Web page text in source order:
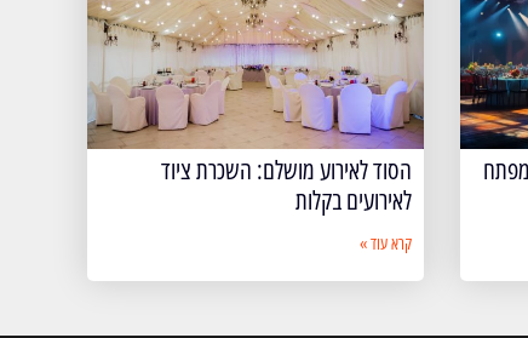
הסוד לאירוע מושלם: השכרת ציוד
לאירועים בקלות
קרא עוד »